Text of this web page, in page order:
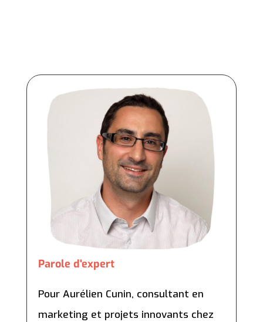
Parole d'expert
Pour Aurélien Cunin, consultant en
marketing et projets innovants chez